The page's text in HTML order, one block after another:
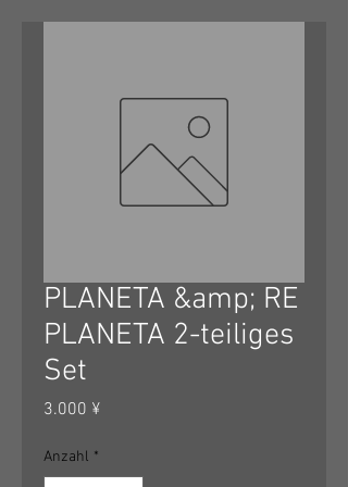
PLANETA &amp; RE
PLANETA 2-teiliges
Set
3.000 ¥
Anzahl *